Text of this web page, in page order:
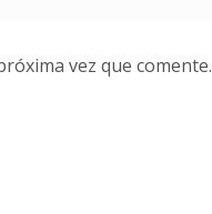
vez que comente.